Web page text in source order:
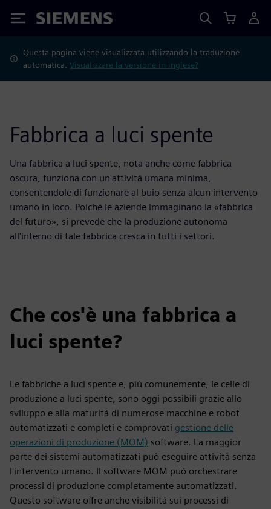
Siemens
Questa pagina viene visualizzata utilizzando la traduzione
automatica.Visualizzare la versione in inglese?
Fabbrica a luci spente
Una fabbrica a luci spente, nota anche come fabbrica
oscura, funziona con un'attività umana minima,
consentendole di funzionare al buio senza alcun intervento
umano in loco. Poiché le aziende immaginano la «fabbrica
del futuro», si prevede che la produzione autonoma
all'interno di tale fabbrica cresca in tutti i settori.
Che cos'è una fabbrica a
luci spente?
Le fabbriche a luci spente e, più comunemente, le celle di
produzione a luci spente, sono oggi possibili grazie allo
sviluppo e alla maturità di numerose macchine e robot
automatizzati e completi e comprovati gestione delle
operazioni di produzione (MOM) software. La maggior
parte dei sistemi automatizzati può eseguire attività senza
l'intervento umano. Il software MOM può orchestrare
processi di produzione completamente automatizzati.
Questo software offre anche visibilità sui processi di